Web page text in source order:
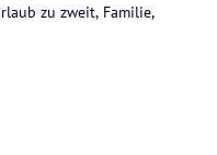
zu zweit, Familie,